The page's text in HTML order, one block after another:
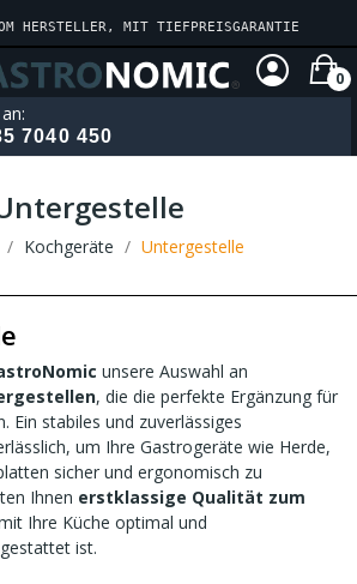
HERSTELLER, MIT TIEFPREISGARANTIE
0
7040 450
Kochgeräte Untergestelle
unsere Auswahl an
, die die perfekte Ergänzung für
Ein stabiles und zuverlässiges
um Ihre Gastrogeräte wie Herde,
sicher und ergonomisch zu
Ihnen erstklassige Qualität zum
Ihre Küche optimal und
ist.